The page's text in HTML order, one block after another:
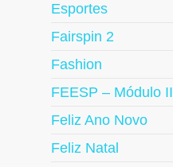
Esportes
Fairspin 2
Fashion
FEESP – Módulo II
Feliz Ano Novo
Feliz Natal